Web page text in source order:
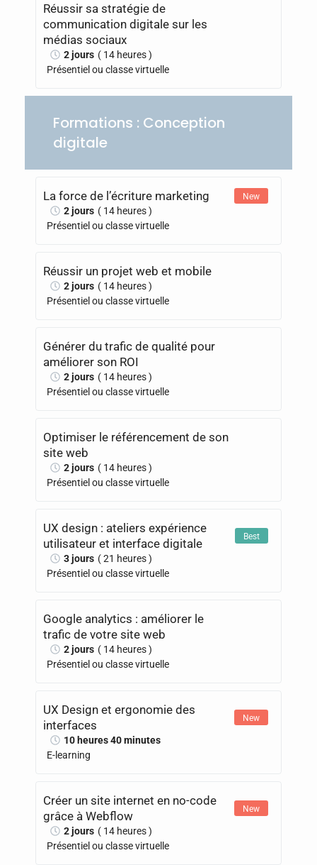
Réussir sa stratégie de
communication digitale sur les
médias sociaux
2 jours ( 14 heures )
Présentiel ou classe virtuelle
Formations : Conception
digitale
La force de l’écriture marketing New
2 jours ( 14 heures )
Présentiel ou classe virtuelle
Réussir un projet web et mobile
2 jours ( 14 heures )
Présentiel ou classe virtuelle
Générer du trafic de qualité pour
améliorer son ROI
2 jours ( 14 heures )
Présentiel ou classe virtuelle
Optimiser le référencement de son
site web
2 jours ( 14 heures )
Présentiel ou classe virtuelle
UX design : ateliers expérience
utilisateur et interface digitale
Best
3 jours ( 21 heures )
Présentiel ou classe virtuelle
Google analytics : améliorer le
trafic de votre site web
2 jours ( 14 heures )
Présentiel ou classe virtuelle
UX Design et ergonomie des
interfaces
New
10 heures 40 minutes
E-learning
Créer un site internet en no-code
grâce à Webflow
New
2 jours ( 14 heures )
Présentiel ou classe virtuelle